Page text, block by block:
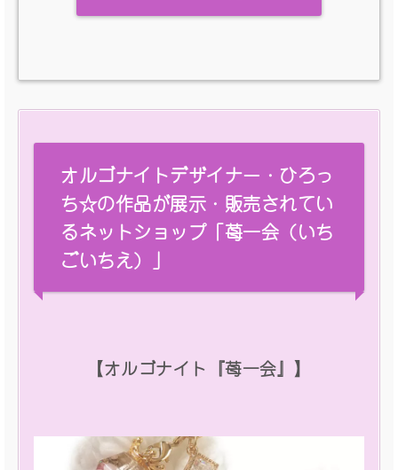
オルゴナイトデザイナー・ひろっ
ち☆の作品が展示・販売されてい
るネットショップ「苺一会（いち
ごいちえ）」
【オルゴナイト『苺一会』】